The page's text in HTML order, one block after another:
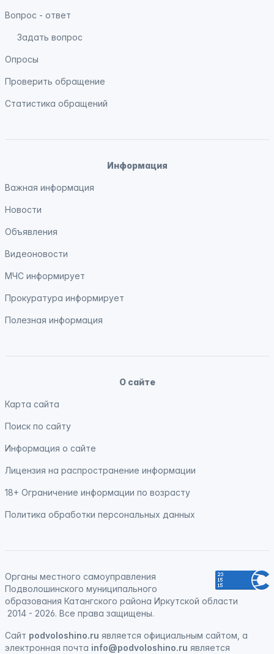
Вопрос - ответ
Задать вопрос
Опросы
Проверить обращение
Статистика обращений
Информация
Важная информация
Новости
Объявления
Видеоновости
МЧС информирует
Прокуратура информирует
Полезная информация
О сайте
Карта сайта
Поиск по сайту
Информация о сайте
Лицензия на распространение информации
18+ Ограничение информации по возрасту
Политика обработки персональных данных
Органы местного самоуправления
Подволошинского муниципального
образования Катангского района Иркутской области
2014 - 2026. Все права защищены.
Сайт podvoloshino.ru является официальным сайтом, а
электронная почта info@podvoloshino.ru является